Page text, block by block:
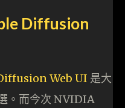
Diffusion
Web UI 是大
。而今次 NVIDIA